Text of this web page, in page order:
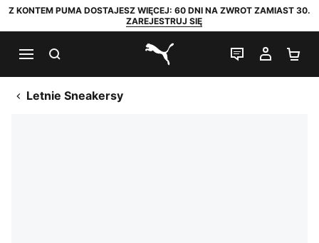
Z KONTEM PUMA DOSTAJESZ WIĘCEJ: 60 DNI NA ZWROT ZAMIAST 30.
ZAREJESTRUJ SIĘ
PUMA.com
CZAT NA
MOJE
Letnie Sneakersy